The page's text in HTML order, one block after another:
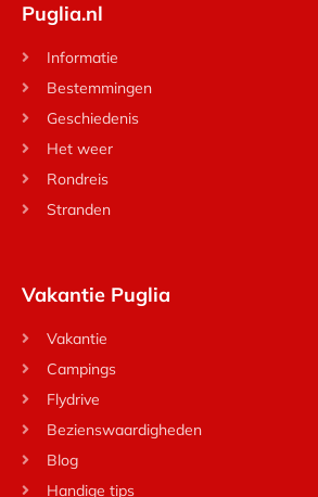
Puglia.nl
Informatie
Bestemmingen
Geschiedenis
Het weer
Rondreis
Stranden
Vakantie Puglia
Vakantie
Campings
Flydrive
Bezienswaardigheden
Blog
Handige tips